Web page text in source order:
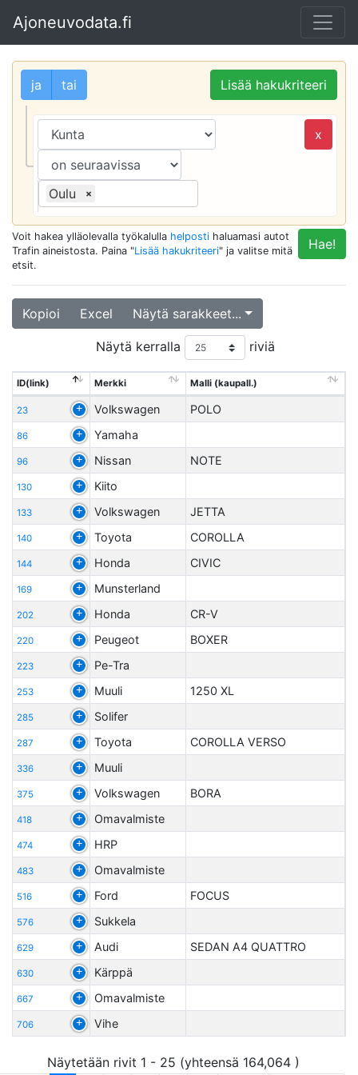
Ajoneuvodata.fi
Lisää hakukriteeri
ja tai
x
Oulu ×
Hae!
Voit hakea ylläolevalla työkalulla helposti haluamasi autot
Trafin aineistosta. Paina "Lisää hakukriteeri" ja valitse mitä
etsit.
Kopioi Excel Näytä sarakkeet...
Näytä kerralla riviä
ID(link) Merkki Malli (kaupall.)
23 Volkswagen POLO
86 Yamaha
96 Nissan NOTE
130 Kiito
133 Volkswagen JETTA
140 Toyota COROLLA
144 Honda CIVIC
169 Munsterland
202 Honda CR-V
220 Peugeot BOXER
223 Pe-Tra
253 Muuli 1250 XL
285 Solifer
287 Toyota COROLLA VERSO
336 Muuli
375 Volkswagen BORA
418 Omavalmiste
474 HRP
483 Omavalmiste
516 Ford FOCUS
576 Sukkela
629 Audi SEDAN A4 QUATTRO
630 Kärppä
667 Omavalmiste
706 Vihe
Näytetään rivit 1 - 25 (yhteensä 164,064 )